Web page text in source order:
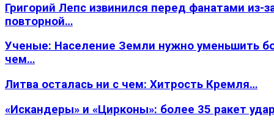
Григорий Лепс извинился перед фанатами из-
повторной…
Ученые: Население Земли нужно уменьшить
чем…
Литва осталась ни с чем: Хитрость Кремля…
«Искандеры» и «Цирконы»: более 35 ракет